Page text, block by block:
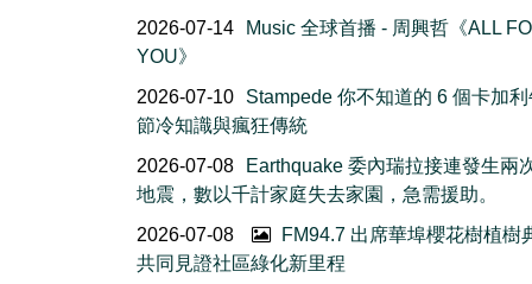
2026-07-14
Music 全球首播 - 周興哲《ALL
YOU》
2026-07-10
Stampede 你不知道的 6 個卡加
節冷知識與瘋狂傳統
2026-07-08
Earthquake 委內瑞拉接連發生兩
地震，數以千計家庭失去家園，急需援助。
2026-07-08
FM94.7 出席華埠櫻花樹植
共同見證社區綠化新里程